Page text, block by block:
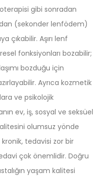
gibi sonradan
(sekonder lenfödem)
çıkabilir. Aşırı lenf
fonksiyonları bozabilir;
bozduğu için
Ayrıca kozmetik
ve psikolojik
ev, iş, sosyal ve seksüel
olumsuz yönde
tedavisi zor bir
çok önemlidir. Doğru
yaşam kalitesi